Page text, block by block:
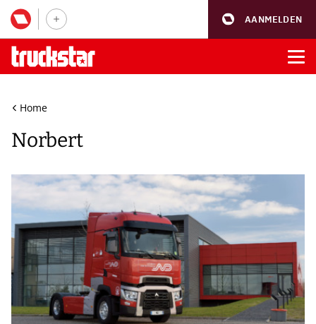
AANMELDEN
Home
Norbert